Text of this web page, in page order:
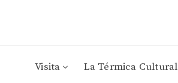
Visita La Térmica Cultural